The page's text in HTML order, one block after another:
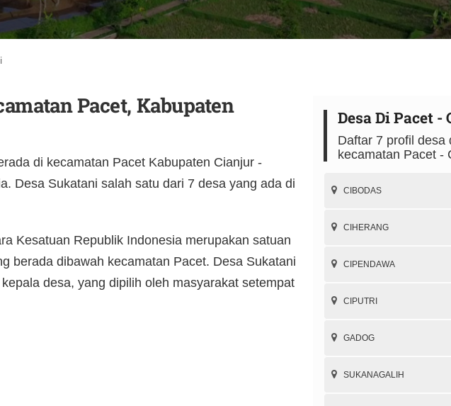
Pacet, Kabupaten
di kecamatan Pacet Kabupaten Cianjur -
Desa Sukatani salah satu dari 7 desa yang ada di
Kesatuan Republik Indonesia merupakan satuan
berada dibawah kecamatan Pacet. Desa Sukatani
desa, yang dipilih oleh masyarakat setempat
Desa Di Pacet -
Daftar 7 profil desa
kecamatan Pacet -
CIBODAS
CIHERANG
CIPENDAWA
CIPUTRI
GADOG
SUKANAGALIH